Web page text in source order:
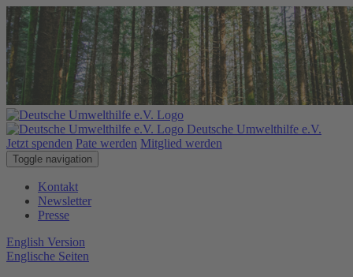
Deutsche Umwelthilfe e.V.
Jetzt spenden Pate werden Mitglied werden
Toggle navigation
Kontakt
Newsletter
Presse
English Version
Englische Seiten